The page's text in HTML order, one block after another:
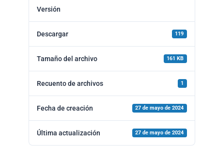
Versión
Descargar 119
Tamaño del archivo 161 KB
Recuento de archivos 1
Fecha de creación 27 de mayo de 2024
Última actualización 27 de mayo de 2024